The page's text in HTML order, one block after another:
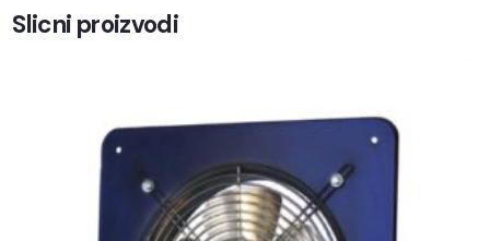
Slicni proizvodi